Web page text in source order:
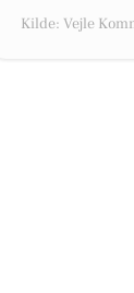
Kilde: Vejle